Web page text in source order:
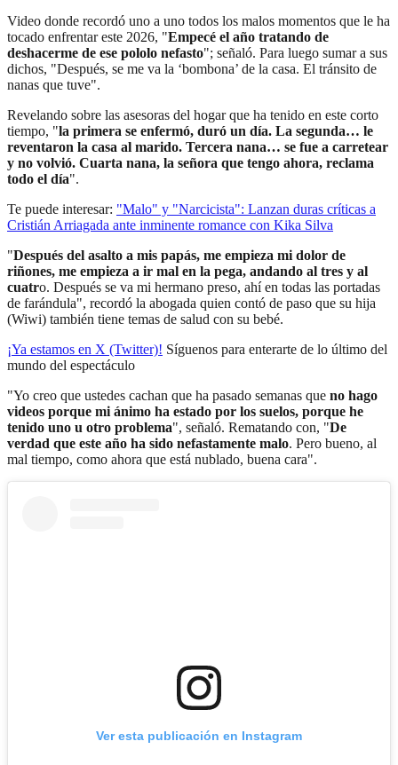
Video donde recordó uno a uno todos los malos momentos que le ha
tocado enfrentar este 2026, "Empecé el año tratando de
deshacerme de ese pololo nefasto"; señaló. Para luego sumar a sus
dichos, "Después, se me va la ‘bombona’ de la casa. El tránsito de
nanas que tuve".
Revelando sobre las asesoras del hogar que ha tenido en este corto
tiempo, "la primera se enfermó, duró un día. La segunda… le
reventaron la casa al marido. Tercera nana… se fue a carretear
y no volvió. Cuarta nana, la señora que tengo ahora, reclama
todo el día".
Te puede interesar: "Malo" y "Narcicista": Lanzan duras críticas a
Cristián Arriagada ante inminente romance con Kika Silva
"Después del asalto a mis papás, me empieza mi dolor de
riñones, me empieza a ir mal en la pega, andando al tres y al
cuatro. Después se va mi hermano preso, ahí en todas las portadas
de farándula", recordó la abogada quien contó de paso que su hija
(Wiwi) también tiene temas de salud con su bebé.
¡Ya estamos en X (Twitter)! Síguenos para enterarte de lo último del
mundo del espectáculo
"Yo creo que ustedes cachan que ha pasado semanas que no hago
videos porque mi ánimo ha estado por los suelos, porque he
tenido uno u otro problema", señaló. Rematando con, "De
verdad que este año ha sido nefastamente malo. Pero bueno, al
mal tiempo, como ahora que está nublado, buena cara".
Ver esta publicación en Instagram